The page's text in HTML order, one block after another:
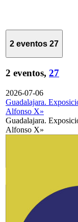
2 eventos 27
2 eventos, 27
2026-07-06
Guadalajara.
Alfonso X»
Guadalajara.
Alfonso X»